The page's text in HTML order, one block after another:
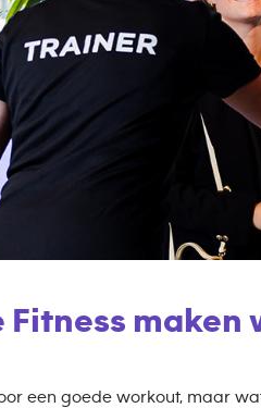
Fitness maken
een goede workout, maar